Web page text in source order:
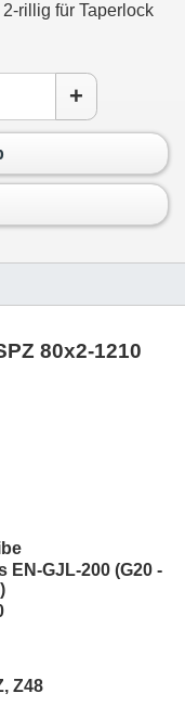
rillig für Taperlock
+
80x2-1210
EN-GJL-200 (G20 -
Z48